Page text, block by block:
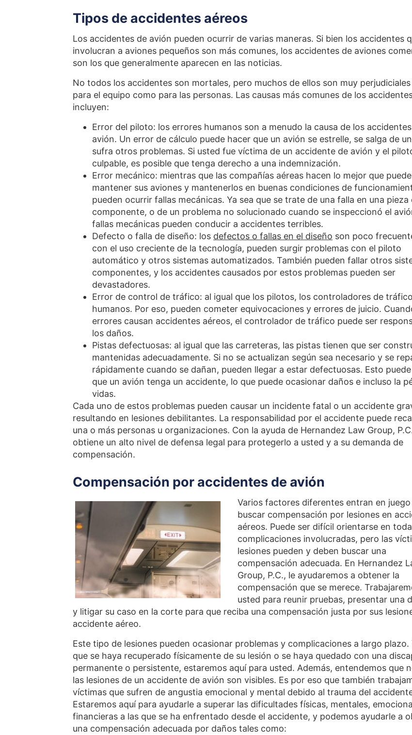
Tipos de accidentes aéreos
Los accidentes de avión pueden ocurrir de varias maneras. Si bien los accidentes
involucran a aviones pequeños son más comunes, los accidentes de aviones
son los que generalmente aparecen en las noticias.
No todos los accidentes son mortales, pero muchos de ellos son muy
para el equipo como para las personas. Las causas más comunes de los
incluyen:
Error del piloto: los errores humanos son a menudo la causa de los
avión. Un error de cálculo puede hacer que un avión se estrelle, se salga de
sufra otros problemas. Si usted fue víctima de un accidente de avión y el
culpable, es posible que tenga derecho a una indemnización.
Error mecánico: mientras que las compañías aéreas hacen lo mejor que
mantener sus aviones y mantenerlos en buenas condiciones de
pueden ocurrir fallas mecánicas. Ya sea que se trate de una falla en una pieza
componente, o de un problema no solucionado cuando se inspeccionó el
fallas mecánicas pueden conducir a accidentes terribles.
Defecto o falla de diseño: los defectos o fallas en el diseño son poco
con el uso creciente de la tecnología, pueden surgir problemas con el piloto
automático y otros sistemas automatizados. También pueden fallar otros
componentes, y los accidentes causados por estos problemas pueden ser
devastadores.
Error de control de tráfico: al igual que los pilotos, los controladores de
humanos. Por eso, pueden cometer equivocaciones y errores de juicio.
errores causan accidentes aéreos, el controlador de tráfico puede ser
los daños.
Pistas defectuosas: al igual que las carreteras, las pistas tienen que ser
mantenidas adecuadamente. Si no se actualizan según sea necesario y se
rápidamente cuando se dañan, pueden llegar a estar defectuosas. Esto
que un avión tenga un accidente, lo que puede ocasionar daños e incluso la
vidas.
Cada uno de estos problemas pueden causar un incidente fatal o un accidente
resultando en lesiones debilitantes. La responsabilidad por el accidente puede
una o más personas u organizaciones. Con la ayuda de Hernandez Law Group,
obtiene un alto nivel de defensa legal para protegerlo a usted y a su demanda de
compensación.
Compensación por accidentes de avión
Varios factores diferentes entran en juego
buscar compensación por lesiones en
aéreos. Puede ser difícil orientarse en
complicaciones involucradas, pero las
lesiones pueden y deben buscar una
compensación adecuada. En Hernandez
Group, P.C., le ayudaremos a obtener la
compensación que se merece.
usted para reunir pruebas, presentar una
y litigar su caso en la corte para que reciba una compensación justa por sus
accidente aéreo.
Este tipo de lesiones pueden ocasionar problemas y complicaciones a largo plazo.
que se haya recuperado físicamente de su lesión o se haya quedado con una
permanente o persistente, estaremos aquí para usted. Además, entendemos que
las lesiones de un accidente de avión son visibles. Es por eso que también
víctimas que sufren de angustia emocional y mental debido al trauma del
Estaremos aquí para ayudarle a superar las dificultades físicas, mentales,
financieras a las que se ha enfrentado desde el accidente, y podemos ayudarle a
una compensación adecuada por daños tales como: